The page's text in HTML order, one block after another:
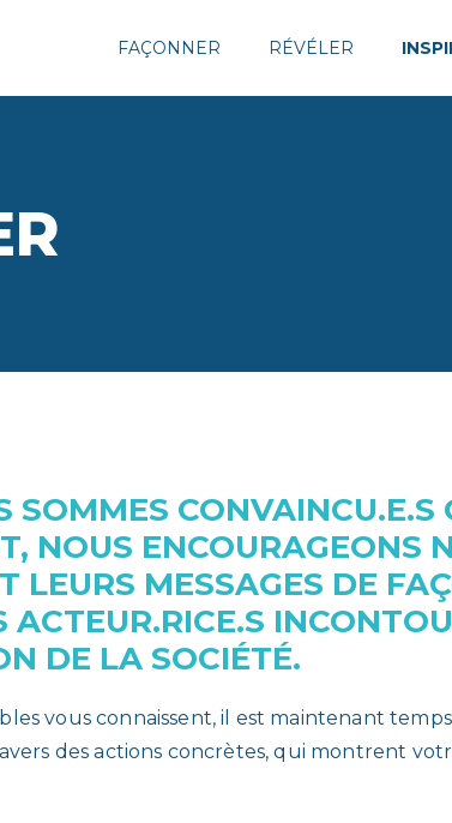
FAÇONNER RÉVÉLER
SOMMES CONVAINCU.E.S
NOUS ENCOURAGEONS
LEURS MESSAGES DE
ACTEUR.RICE.S
DE LA SOCIÉTÉ.
vous connaissent, il est maintenant
des actions concrètes, qui montrent